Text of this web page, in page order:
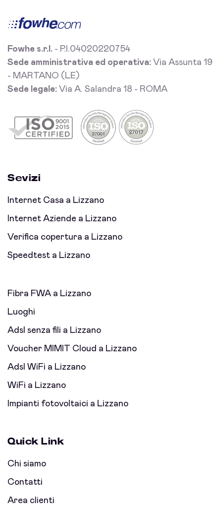
Fowhe s.r.l. - P.I.04020220754
Sede amministrativa ed operativa: Via Assunta 19
- MARTANO (LE)
Sede legale: Via A. Salandra 18 - ROMA
Sevizi
Internet Casa a Lizzano
Internet Aziende a Lizzano
Verifica copertura a Lizzano
Speedtest a Lizzano
Fibra FWA a Lizzano
Luoghi
Adsl senza fili a Lizzano
Voucher MIMIT Cloud a Lizzano
Adsl WiFi a Lizzano
WiFi a Lizzano
Impianti fotovoltaici a Lizzano
Quick Link
Chi siamo
Contatti
Area clienti